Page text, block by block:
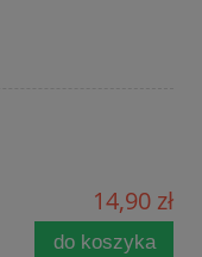
14,90 zł
do koszyka